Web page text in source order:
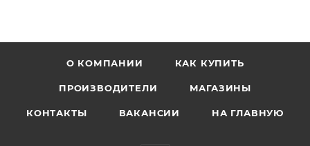
О КОМПАНИИ КАК КУПИТЬ
ПРОИЗВОДИТЕЛИ МАГАЗИНЫ
КОНТАКТЫ ВАКАНСИИ НА ГЛАВНУЮ